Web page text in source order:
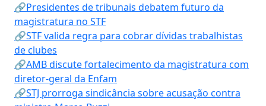
🔗Presidentes de tribunais debatem futuro da
magistratura no STF
🔗STF valida regra para cobrar dívidas trabalhistas
de clubes
🔗AMB discute fortalecimento da magistratura com
diretor-geral da Enfam
🔗STJ prorroga sindicância sobre acusação contra